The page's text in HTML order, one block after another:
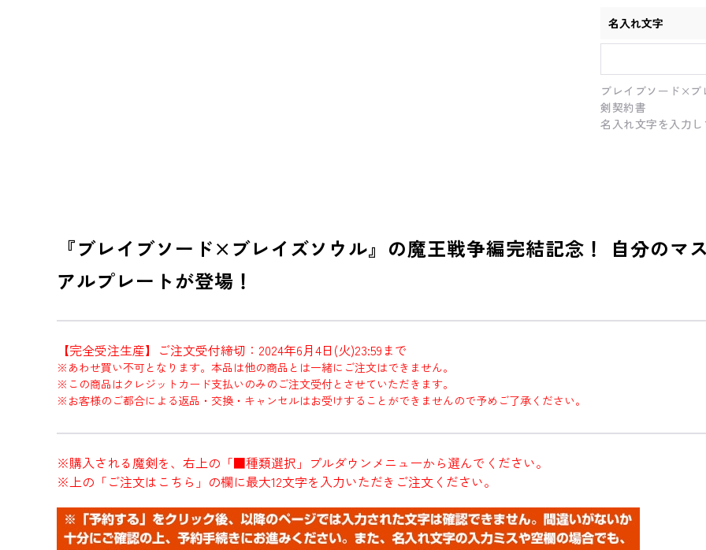
名入れ文字
ブレイブソード×ブ
剣契約書
名入れ文字を入力し
『ブレイブソード×ブレイズソウル』の魔王戦争編完結記念！ 自分のマ
アルプレートが登場！
【完全受注生産】ご注文受付締切：2024年6月4日(火)23:59まで
※あわせ買い不可となります。本品は他の商品とは一緒にご注文はできません。
※この商品はクレジットカード支払いのみのご注文受付とさせていただきます。
※お客様のご都合による返品・交換・キャンセルはお受けすることができませんので予めご了承ください。
※購入される魔剣を、右上の「■種類選択」プルダウンメニューから選んでください。
※上の「ご注文はこちら」の欄に最大12文字を入力いただきご注文ください。